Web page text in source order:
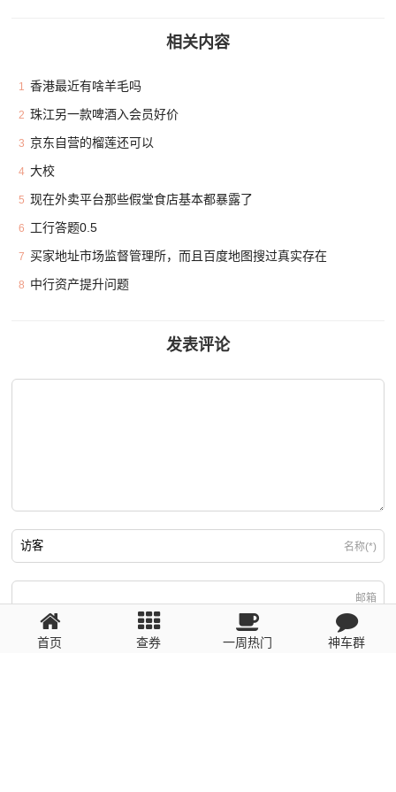
相关内容
1 香港最近有啥羊毛吗
2 珠江另一款啤酒入会员好价
3 京东自营的榴莲还可以
4 大校
5 现在外卖平台那些假堂食店基本都暴露了
6 工行答题0.5
7 买家地址市场监督管理所，而且百度地图搜过真实存在
8 中行资产提升问题
发表评论
名称(*)
邮箱
回复需填写必要信息
首页 查券 一周热门 神车群